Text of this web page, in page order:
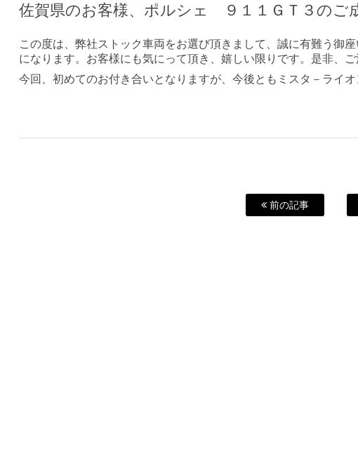
佐賀県のお客様、ポルシェ ９１１ＧＴ３のご
この度は、弊社ストック車両をお選び頂きまして、誠に有難う御
になります。お客様にも気にって頂き、嬉しい限りです。是非、ご
今回、初めてのお付き合いとなりますが、今後ともミスタ－ライ
前の記事